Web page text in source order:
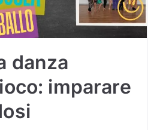
Sc
a
danza
imparare